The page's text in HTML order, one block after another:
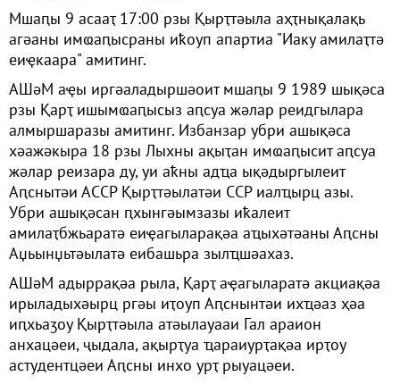
Мшаԥы 9 асааҭ 17:00 рзы Қырҭтәыла аҳҭнықалақь
агәаны имҩаԥысраны иҟоуп апартиа "Иаку амилаҭтә
еиҿкаара" амитинг.
АШәМ аҿы иргәаладыршәоит мшаԥы 9 1989 шықәса
рзы Қарҭ ишымҩаԥысыз аԥсуа жәлар реидгылара
алмыршаразы амитинг. Избанзар убри ашықәса
хәажәкыра 18 рзы Лыхны ақыҭан имҩаԥысит аԥсуа
жәлар реизара ду, уи аҟны адҵа ықәдыргылеит
Аԥснытәи АССР Қырҭтәылатәи ССР иалҵырц азы.
Убри ашықәсан ԥхынгәымзазы иҟалеит
амилаҭбжьаратә еиҿагыларақәа аҵыхәтәаны Аԥсны
Аџьынџьтәылатә еибашьра зылҵшәахаз.
АШәМ адыррақәа рыла, Қарҭ аҿагыларатә акциақәа
ирыладыхәырц ргәы иҭоуп Аԥснынтәи ихҵәаз ҳәа
иԥхьаӡоу Қырҭтәыла атәылауааи Гал араион
анхацәеи, ҷыдала, ақырҭуа ҵараиурҭақәа ирҭоу
астудентцәеи Аԥсны инхо урҭ рыуацәеи.